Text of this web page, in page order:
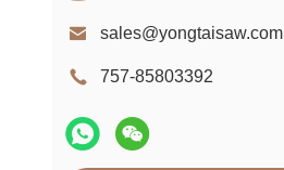
sales@yongtaisaw.com
757-85803392